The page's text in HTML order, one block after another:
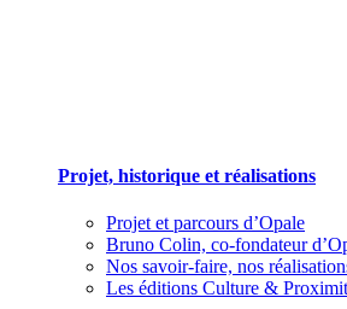
Projet, historique et réalisations
Projet et parcours d’Opale
Bruno Colin, co-fondateur
Nos savoir-faire, nos
Les éditions Culture &